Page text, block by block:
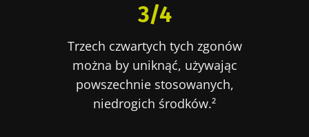
3/4
Trzech czwartych tych zgonów
można by uniknąć, używając
powszechnie stosowanych,
niedrogich środków.²